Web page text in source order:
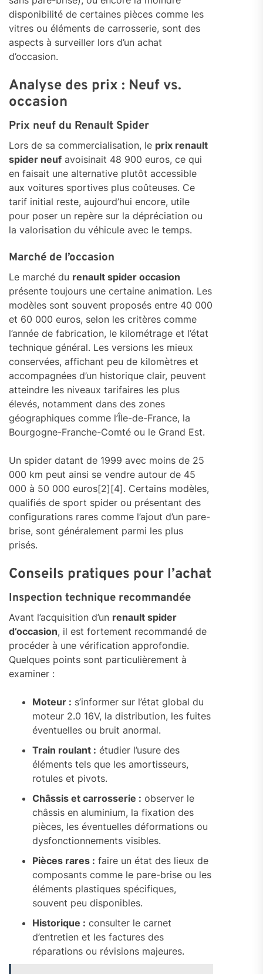
disponibilité de certaines pièces comme les
vitres ou éléments de carrosserie, sont des
aspects à surveiller lors d’un achat
d’occasion.
Analyse des prix : Neuf vs.
occasion
Prix neuf du Renault Spider
Lors de sa commercialisation, le prix renault
spider neuf avoisinait 48 900 euros, ce qui
en faisait une alternative plutôt accessible
aux voitures sportives plus coûteuses. Ce
tarif initial reste, aujourd’hui encore, utile
pour poser un repère sur la dépréciation ou
la valorisation du véhicule avec le temps.
Marché de l’occasion
Le marché du renault spider occasion
présente toujours une certaine animation. Les
modèles sont souvent proposés entre 40 000
et 60 000 euros, selon les critères comme
l’année de fabrication, le kilométrage et l’état
technique général. Les versions les mieux
conservées, affichant peu de kilomètres et
accompagnées d’un historique clair, peuvent
atteindre les niveaux tarifaires les plus
élevés, notamment dans des zones
géographiques comme l’Île-de-France, la
Bourgogne-Franche-Comté ou le Grand Est.
Un spider datant de 1999 avec moins de 25
000 km peut ainsi se vendre autour de 45
000 à 50 000 euros[2][4]. Certains modèles,
qualifiés de sport spider ou présentant des
configurations rares comme l’ajout d’un pare-
brise, sont généralement parmi les plus
prisés.
Conseils pratiques pour l’achat
Inspection technique recommandée
Avant l’acquisition d’un renault spider
d’occasion, il est fortement recommandé de
procéder à une vérification approfondie.
Quelques points sont particulièrement à
examiner :
Moteur : s’informer sur l’état global du
moteur 2.0 16V, la distribution, les fuites
éventuelles ou bruit anormal.
Train roulant : étudier l’usure des
éléments tels que les amortisseurs,
rotules et pivots.
Châssis et carrosserie : observer le
châssis en aluminium, la fixation des
pièces, les éventuelles déformations ou
dysfonctionnements visibles.
Pièces rares : faire un état des lieux de
composants comme le pare-brise ou les
éléments plastiques spécifiques,
souvent peu disponibles.
Historique : consulter le carnet
d’entretien et les factures des
réparations ou révisions majeures.